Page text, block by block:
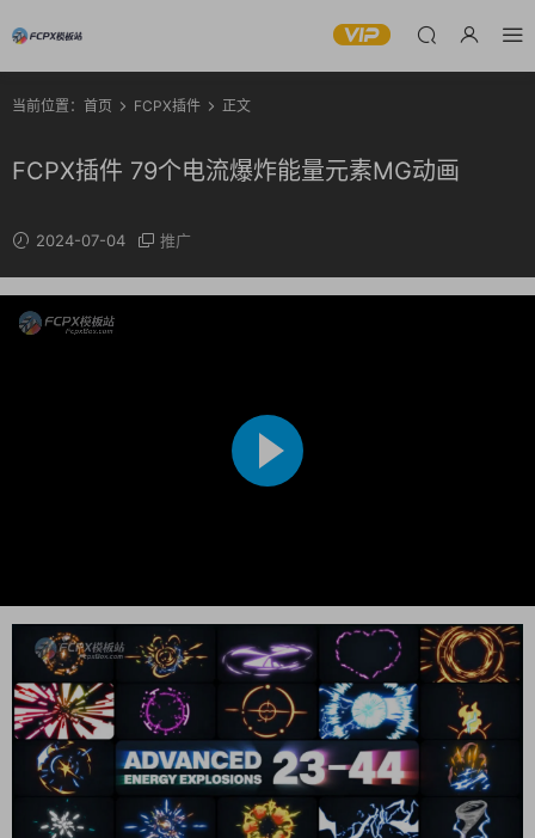
当前位置： 首页 FCPX插件 正文
FCPX插件 79个电流爆炸能量元素MG动画
2024-07-04 推广